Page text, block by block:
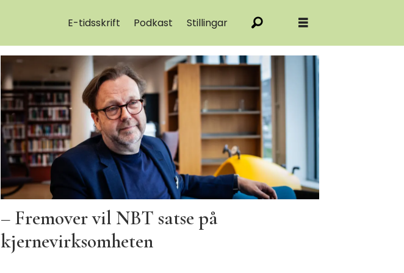
E-tidsskrift Podkast Stillingar
– Fremover vil NBT satse på
kjernevirksomheten